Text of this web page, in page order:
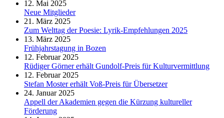
12. Mai 2025
Neue Mitglieder
21. März 2025
Zum Welttag der Poesie: Lyrik-Empfehlungen 2025
13. März 2025
Frühjahrstagung in Bozen
12. Februar 2025
Rüdiger Görner erhält Gundolf-Preis für Kulturvermittlung
12. Februar 2025
Stefan Moster erhält Voß-Preis für Übersetzer
24. Januar 2025
Appell der Akademien gegen die Kürzung kultureller
Förderung